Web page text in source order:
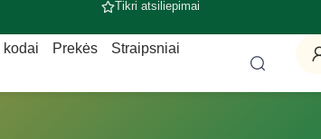
Tikri atsiliepimai
kodai Prekės Straipsniai